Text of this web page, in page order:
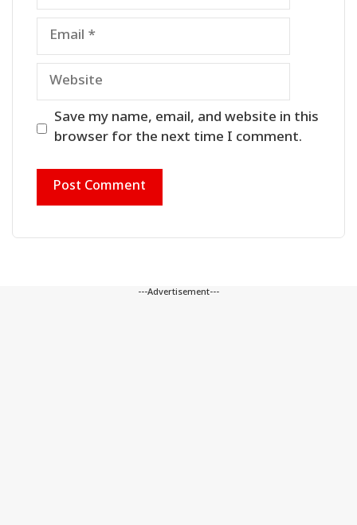
Email
Website
Save my name, email, and website in this
browser for the next time I comment.
---Advertisement---